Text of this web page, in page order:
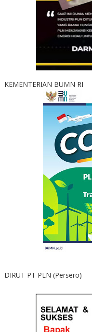
KEMENTERIAN BUMN RI
DIRUT PT PLN (Persero)